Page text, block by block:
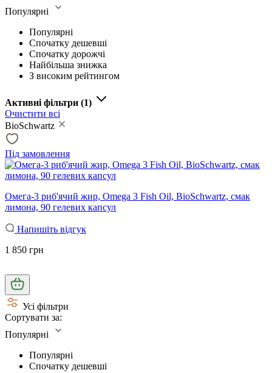
Популярні
Популярні
Спочатку дешевші
Спочатку дорожчі
Найбільша знижка
З високим рейтингом
Активні фільтри (1)
Очистити всі
BioSchwartz
Під замовлення
Омега-3 риб'ячий жир, Omega 3 Fish Oil, BioSchwartz, смак
лимона, 90 гелевих капсул
Напишіть відгук
1 850 грн
Усі фільтри
Сортувати за:
Популярні
Популярні
Спочатку дешевші